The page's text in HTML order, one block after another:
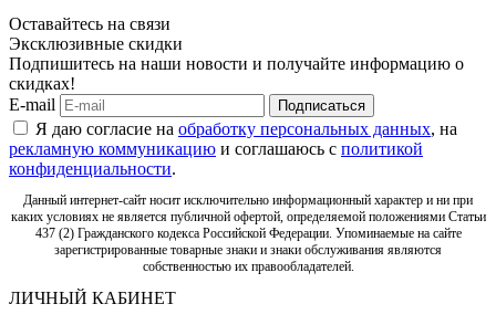
Оставайтесь на связи
Эксклюзивные скидки
Подпишитесь на наши новости и получайте информацию о
скидках!
E-mail
Подписаться
Я даю согласие на обработку персональных данных, на
рекламную коммуникацию и соглашаюсь с политикой
конфиденциальности.
Данный интернет-сайт носит исключительно информационный характер и ни при
каких условиях не является публичной офертой, определяемой положениями Статьи
437 (2) Гражданского кодекса Российской Федерации. Упоминаемые на сайте
зарегистрированные товарные знаки и знаки обслуживания являются
собственностью их правообладателей.
ЛИЧНЫЙ КАБИНЕТ